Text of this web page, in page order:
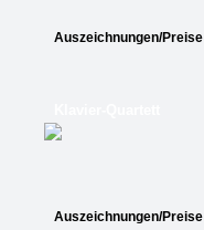
Auszeichnungen/Preise
Auszeichnungen/Preise